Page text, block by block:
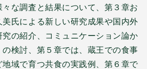
な調査と結果について、第３章お
美氏による新しい研究成果や国内外
の紹介、コミュニケーション論か
の検討、第５章では、蔵王での食事
域で育つ共食の実践例、第６章で